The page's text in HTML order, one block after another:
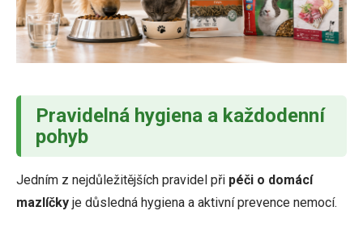
Pravidelná hygiena a každodenní
pohyb
Jedním z nejdůležitějších pravidel při péči o domácí
mazlíčky je důsledná hygiena a aktivní prevence nemocí.